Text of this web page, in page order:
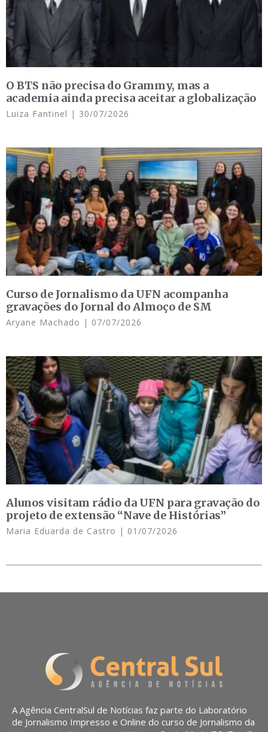
O BTS não precisa do Grammy, mas a
academia ainda precisa aceitar a globalização
Luiza Fantinel 30/07/2026
Curso de Jornalismo da UFN acompanha
gravações do Jornal do Almoço de SM
Aryane Machado 07/07/2026
Alunos visitam rádio da UFN para gravação do
projeto de extensão “Nave de Histórias”
Maria Eduarda de Castro 01/07/2026
A Agência CentralSul de Notícias faz parte do Laboratório
de Jornalismo Impresso e Online do curso de Jornalismo da